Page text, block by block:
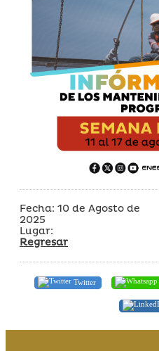
Fecha: 10 de Agosto de
2025
Lugar:
Regresar
Twitter